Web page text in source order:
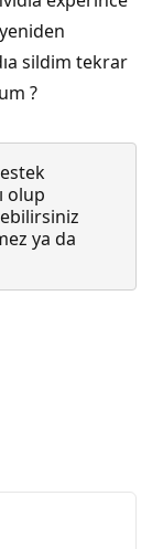
sildim tekrar
?
olup
ya da